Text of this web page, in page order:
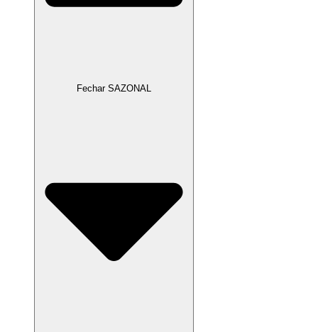
Fechar SAZONAL